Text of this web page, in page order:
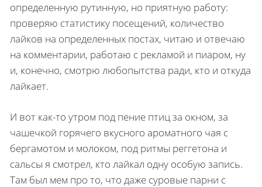
определенную рутинную, но приятную работу:
проверяю статистику посещений, количество
лайков на определенных постах, читаю и отвечаю
на комментарии, работаю с рекламой и пиаром, ну
и, конечно, смотрю любопытства ради, кто и откуда
лайкает.
И вот как-то утром под пение птиц за окном, за
чашечкой горячего вкусного ароматного чая с
бергамотом и молоком, под ритмы реггетона и
сальсы я смотрел, кто лайкал одну особую запись.
Там был мем про то, что даже суровые парни с